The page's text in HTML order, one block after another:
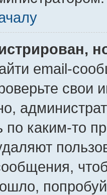
email-
свои
по каким-то